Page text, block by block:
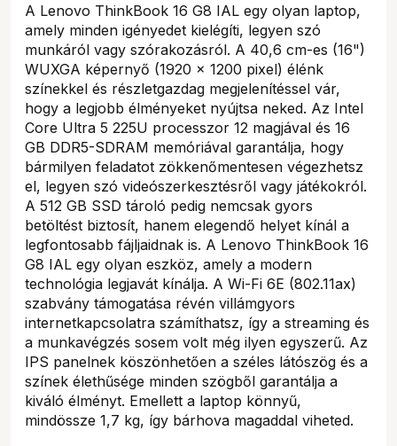
A Lenovo ThinkBook 16 G8 IAL egy olyan laptop,
amely minden igényedet kielégíti, legyen szó
munkáról vagy szórakozásról. A 40,6 cm-es (16")
WUXGA képernyő (1920 x 1200 pixel) élénk
színekkel és részletgazdag megjelenítéssel vár,
hogy a legjobb élményeket nyújtsa neked. Az Intel
Core Ultra 5 225U processzor 12 magjával és 16
GB DDR5-SDRAM memóriával garantálja, hogy
bármilyen feladatot zökkenőmentesen végezhetsz
el, legyen szó videószerkesztésről vagy játékokról.
A 512 GB SSD tároló pedig nemcsak gyors
betöltést biztosít, hanem elegendő helyet kínál a
legfontosabb fájljaidnak is. A Lenovo ThinkBook 16
G8 IAL egy olyan eszköz, amely a modern
technológia legjavát kínálja. A Wi-Fi 6E (802.11ax)
szabvány támogatása révén villámgyors
internetkapcsolatra számíthatsz, így a streaming és
a munkavégzés sosem volt még ilyen egyszerű. Az
IPS panelnek köszönhetően a széles látószög és a
színek élethűsége minden szögből garantálja a
kiváló élményt. Emellett a laptop könnyű,
mindössze 1,7 kg, így bárhova magaddal viheted.